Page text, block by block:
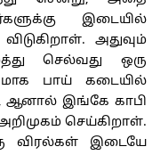
இடையில்
அதுவும்
செல்வது ஒரு
பாய் கடையில்
ஆனால் இங்கே காபி
செய்கிறாள்.
விரல்கள் இடையே